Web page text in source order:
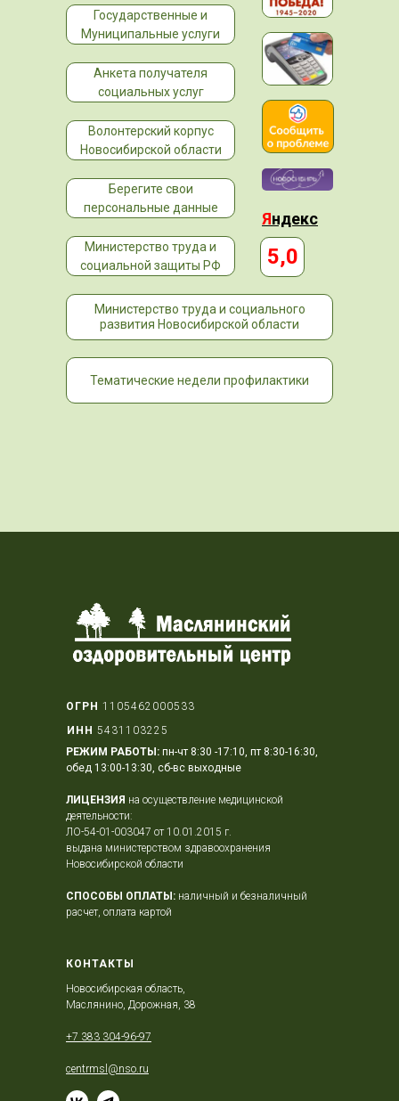
Волонтерский корпус
Новосибирской области
Государственные и
Муниципальные услуги
Берегите свои
персональные данные
Анкета получателя
социальных услуг
Министерство труда и социального
развития Новосибирской области
Министерство труда и
социальной защиты РФ
5,0
Яндекс
Тематические недели профилактики
ОГРН 1105462000533
РЕЖИМ РАБОТЫ: пн-чт 8:30 -17:10, пт 8:30-16:30,
обед 13:00-13:30, сб-вс выходные
ЛИЦЕНЗИЯ на осуществление медицинской
деятельности:
ЛО-54-01-003047 от 10.01.2015 г.
выдана министерством здравоохранения
Новосибирской области
СПОСОБЫ ОПЛАТЫ: наличный и безналичный
расчет, оплата картой
ИНН 5431103225
КОНТАКТЫ
Новосибирская область,
Маслянино, Дорожная, 38
+7 383 304-96-97
centrmsl@nso.ru